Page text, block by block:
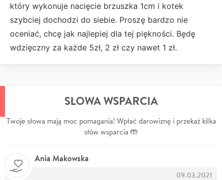
który wykonuje nacięcie brzuszka 1cm i kotek
szybciej dochodzi do siebie. Proszę bardzo nie
oceniać, chcę jak najlepiej dla tej piękności. Będę
wdzięczny za każde 5zł, 2 zł czy nawet 1 zł.
SŁOWA WSPARCIA
Twoje słowa mają moc pomagania! Wpłać darowiznę i przekaż kilka
słów wsparcia 🤲
Ania Makowska
09.03.2021